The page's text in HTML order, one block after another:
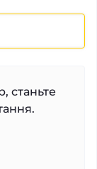
станьте